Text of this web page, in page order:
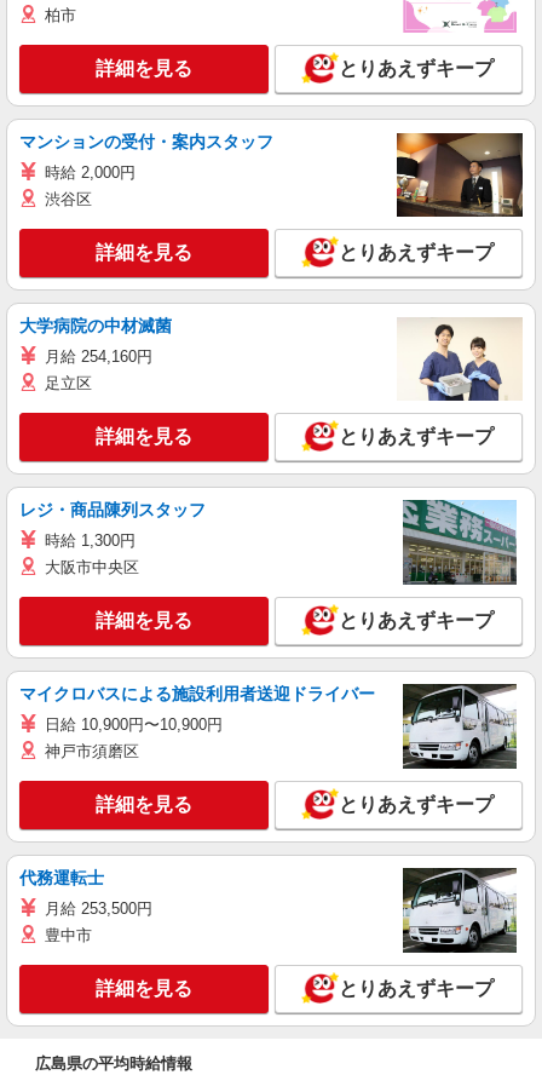
柏市
詳細を見る とりあえずキープ
マンションの受付・案内スタッフ
時給 2,000円
渋谷区
詳細を見る とりあえずキープ
大学病院の中材滅菌
月給 254,160円
足立区
詳細を見る とりあえずキープ
レジ・商品陳列スタッフ
時給 1,300円
大阪市中央区
詳細を見る とりあえずキープ
マイクロバスによる施設利用者送迎ドライバー
日給 10,900円〜10,900円
神戸市須磨区
詳細を見る とりあえずキープ
代務運転士
月給 253,500円
豊中市
詳細を見る とりあえずキープ
広島県の平均時給情報